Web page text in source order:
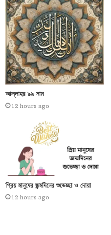
আল্লাহর ৯৯ নাম
12 hours ago
প্রিয় মানুষের জন্মদিনের শুভেচ্ছা ও দোয়া
12 hours ago